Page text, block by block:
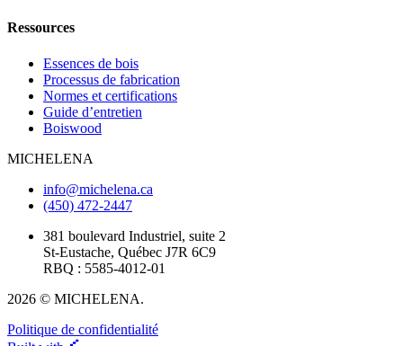
Ressources
Essences de bois
Processus de fabrication
Normes et certifications
Guide d’entretien
Boiswood
MICHELENA
info@michelena.ca
(450) 472-2447
381 boulevard Industriel, suite 2
St-Eustache, Québec J7R 6C9
RBQ : 5585-4012-01
2026 © MICHELENA.
Politique de confidentialité